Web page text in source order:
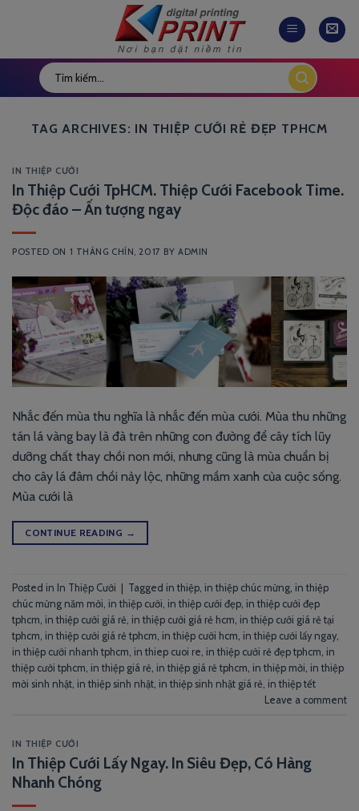
TAG ARCHIVES: IN THIỆP CƯỚI RẺ ĐẸP TPHCM
IN THIỆP CƯỚI
In Thiệp Cưới TpHCM. Thiệp Cưới Facebook Time.
Độc đáo – Ấn tượng ngay
POSTED ON 1 THÁNG CHÍN, 2017 BY ADMIN
Nhắc đến mùa thu nghĩa là nhắc đến mùa cưới. Mùa thu những
tán lá vàng bay là đà trên những con đường để cây tích lũy
dưỡng chất thay chồi non mới, nhưng cũng là mùa chuẩn bị
cho cây lá đâm chồi nảy lộc, những mầm xanh của cuộc sống.
Mùa cưới là
CONTINUE READING →
Posted in In Thiệp Cưới Tagged in thiệp in thiệp chúc mừng in thiệp
chúc mừng năm mới in thiệp cưới in thiệp cưới đẹp in thiệp cưới đẹp
tphcm in thiệp cưới giá rẻ in thiệp cưới giá rẻ hcm in thiệp cưới giá rẻ tại
tphcm in thiệp cưới giá rẻ tphcm in thiệp cưới hcm in thiệp cưới lấy ngay
in thiệp cưới nhanh tphcm in thiep cuoi re in thiệp cưới rẻ đẹp tphcm in
thiệp cưới tphcm in thiệp giá rẻ in thiệp giá rẻ tphcm in thiệp mời in thiệp
mời sinh nhật in thiệp sinh nhật in thiệp sinh nhật giá rẻ in thiệp tết
Leave a comment
IN THIỆP CƯỚI
In Thiệp Cưới Lấy Ngay. In Siêu Đẹp, Có Hàng
Nhanh Chóng